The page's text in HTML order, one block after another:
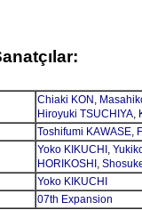
Chiaki KON ,
Hiroyuki TSUCHIYA,
Toshifumi KAWASE,
Yoko KIKUCHI ,
HORIKOSHI ,
Yoko KIKUCHI
07th Expansion